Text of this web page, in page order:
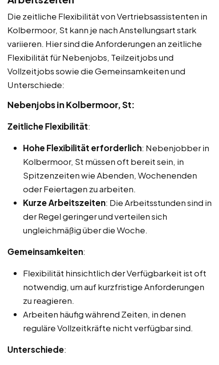
Die zeitliche Flexibilität von Vertriebsassistenten in
Kolbermoor, St kann je nach Anstellungsart stark
variieren. Hier sind die Anforderungen an zeitliche
Flexibilität für Nebenjobs, Teilzeitjobs und
Vollzeitjobs sowie die Gemeinsamkeiten und
Unterschiede:
Nebenjobs in Kolbermoor, St:
Zeitliche Flexibilität:
Hohe Flexibilität erforderlich: Nebenjobber in
Kolbermoor, St müssen oft bereit sein, in
Spitzenzeiten wie Abenden, Wochenenden
oder Feiertagen zu arbeiten.
Kurze Arbeitszeiten: Die Arbeitsstunden sind in
der Regel geringer und verteilen sich
ungleichmäßig über die Woche.
Gemeinsamkeiten:
Flexibilität hinsichtlich der Verfügbarkeit ist oft
notwendig, um auf kurzfristige Anforderungen
zu reagieren.
Arbeiten häufig während Zeiten, in denen
reguläre Vollzeitkräfte nicht verfügbar sind.
Unterschiede: